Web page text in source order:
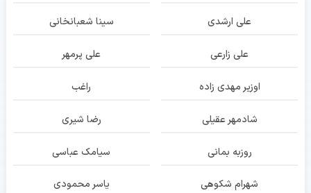
علی ارشدی سینا شعبانخانی
علی زارعی علی پرمهر
اوزیر مهدی زاده راغب
شادمهر عقیلی رضا شیری
روزبه بمانی سیامک عباسی
شهرام شکوهی یاسر محمودی